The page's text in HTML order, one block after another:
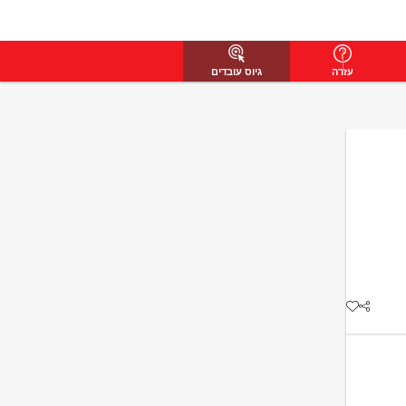
עזרה גיוס עובדים